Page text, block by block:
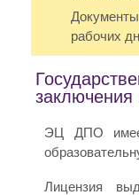
рабочих
ЭЦ ДПО
Лицензия